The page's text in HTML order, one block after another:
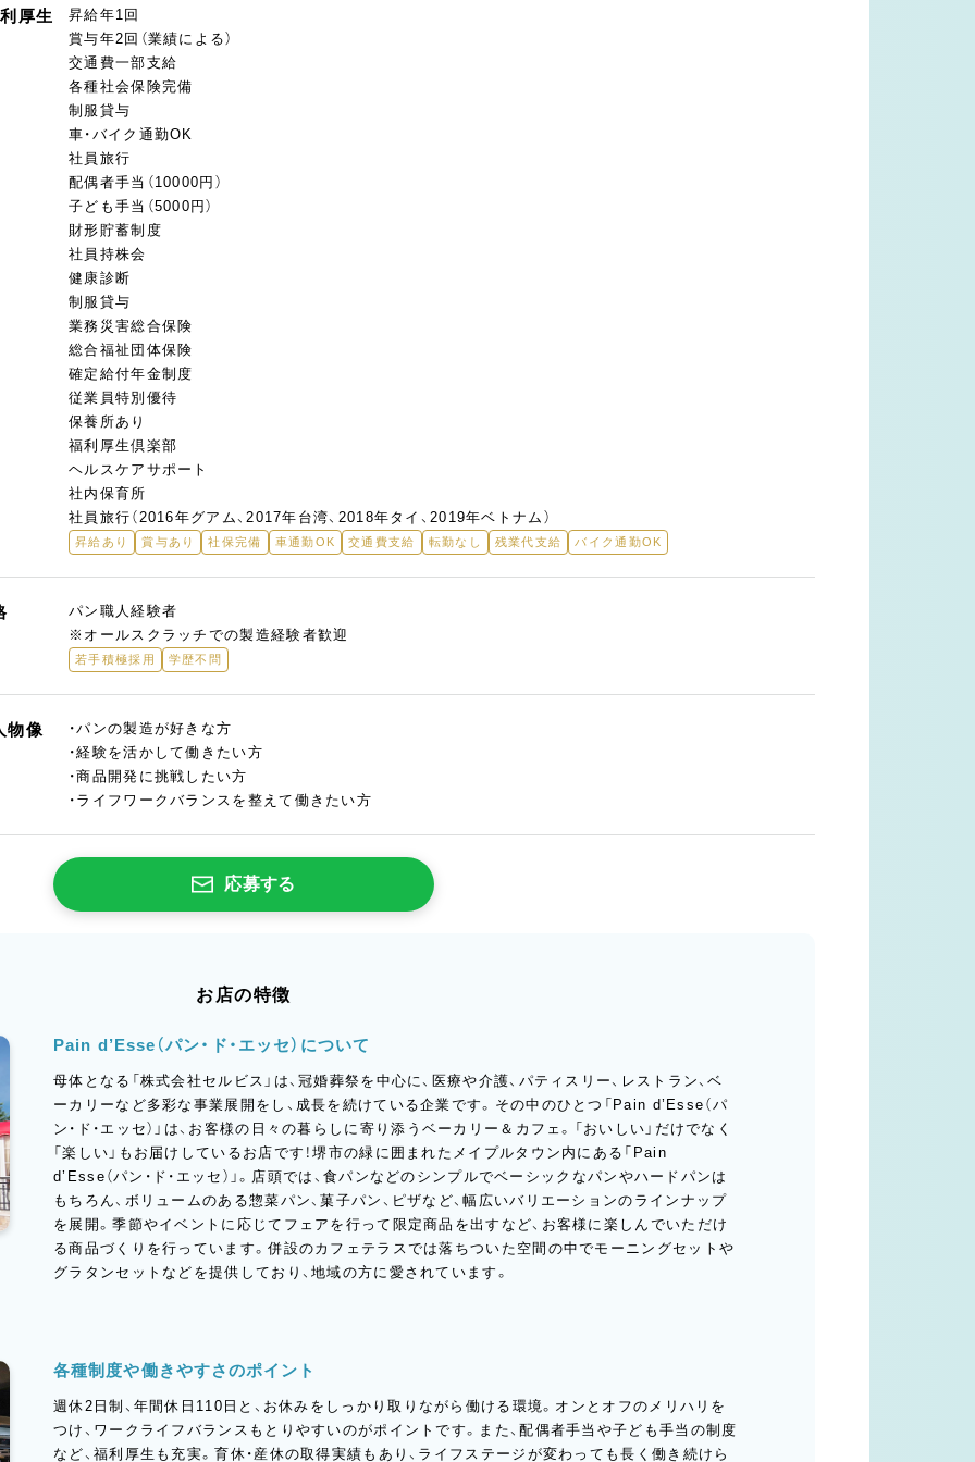
厚生
昇給年1回
賞与年2回（業績による）
交通費一部支給
各種社会保険完備
制服貸与
車・バイク通勤OK
社員旅行
配偶者手当（10000円）
子ども手当（5000円）
財形貯蓄制度
社員持株会
健康診断
制服貸与
業務災害総合保険
総合福祉団体保険
確定給付年金制度
従業員特別優待
保養所あり
福利厚生倶楽部
ヘルスケアサポート
社内保育所
社員旅行（2016年グアム、2017年台湾、2018年タイ、2019年ベトナム）
昇給あり 賞与あり 社保完備 車通勤OK 交通費支給 転勤なし 残業代支給 バイク通勤OK
パン職人経験者
※オールスクラッチでの製造経験者歓迎
若手積極採用 学歴不問
物像
・パンの製造が好きな方
・経験を活かして働きたい方
・商品開発に挑戦したい方
・ライフワークバランスを整えて働きたい方
応募する
お店の特徴
Pain d’Esse（パン・ド・エッセ）について
母体となる「株式会社セルビス」は、冠婚葬祭を中心に、医療や介護、パティスリー、レストラン、ベ
ーカリーなど多彩な事業展開をし、成長を続けている企業です。その中のひとつ「Pain d’Esse（パ
ン・ド・エッセ）」は、お客様の日々の暮らしに寄り添うベーカリー＆カフェ。「おいしい」だけでなく
「楽しい」もお届けしているお店です！堺市の緑に囲まれたメイプルタウン内にある「Pain
d’Esse（パン・ド・エッセ）」。店頭では、食パンなどのシンプルでベーシックなパンやハードパンは
もちろん、ボリュームのある惣菜パン、菓子パン、ピザなど、幅広いバリエーションのラインナップ
を展開。季節やイベントに応じてフェアを行って限定商品を出すなど、お客様に楽しんでいただけ
る商品づくりを行っています。併設のカフェテラスでは落ちついた空間の中でモーニングセットや
グラタンセットなどを提供しており、地域の方に愛されています。
各種制度や働きやすさのポイント
週休2日制、年間休日110日と、お休みをしっかり取りながら働ける環境。オンとオフのメリハリを
つけ、ワークライフバランスもとりやすいのがポイントです。また、配偶者手当や子ども手当の制度
など、福利厚生も充実。育休・産休の取得実績もあり、ライフステージが変わっても長く働き続けら